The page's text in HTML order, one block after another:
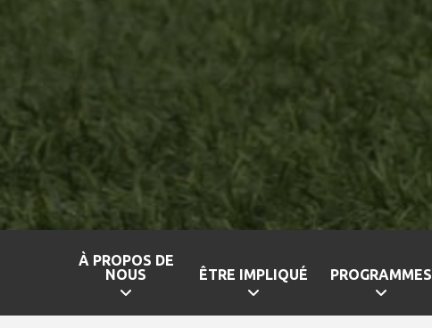
À PROPOS DE
NOUS
ÊTRE IMPLIQUÉ PROGRAMMES